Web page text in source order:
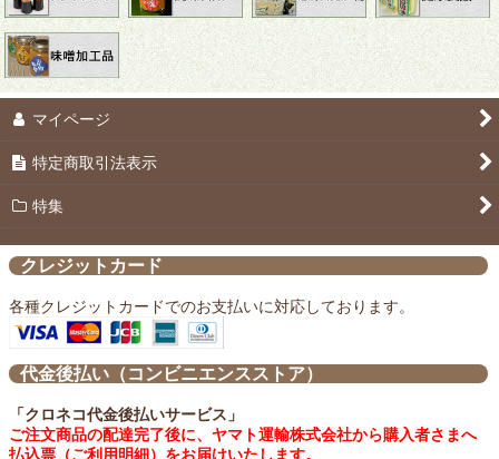
マイページ
特定商取引法表示
特集
クレジットカード
各種クレジットカードでのお支払いに対応しております。
代金後払い（コンビニエンスストア）
「クロネコ代金後払いサービス」
ご注文商品の配達完了後に、ヤマト運輸株式会社から購入者さまへ
払込票（ご利用明細）をお届けいたします。